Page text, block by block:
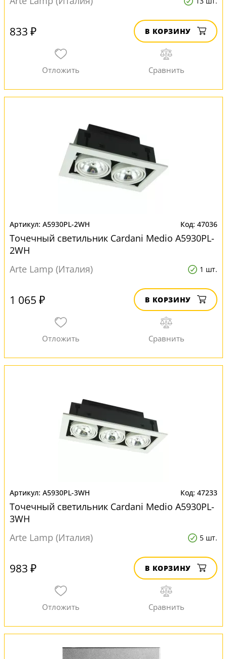
833 ₽ В КОРЗИНУ
A5930PL-2WH 47036
Точечный светильник Cardani Medio A5930PL-
2WH
Arte Lamp (Италия)
1 шт.
1 065 ₽ В КОРЗИНУ
A5930PL-3WH 47233
Точечный светильник Cardani Medio A5930PL-
3WH
Arte Lamp (Италия)
5 шт.
983 ₽ В КОРЗИНУ